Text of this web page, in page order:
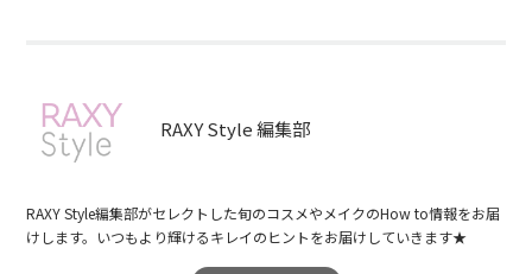
RAXY Style 編集部
RAXY Style編集部がセレクトした旬のコスメやメイクのHow to情報をお届
けします。いつもより輝けるキレイのヒントをお届けしていきます★